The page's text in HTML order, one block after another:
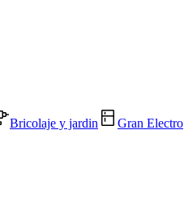
Bricolaje y jardin Gran Electro